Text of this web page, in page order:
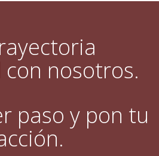
nosotros.
paso y pon tu